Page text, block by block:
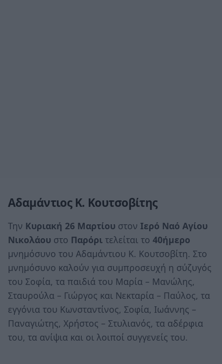
Αδαμάντιος Κ. Κουτσοβίτης
Την Κυριακή 26 Μαρτίου στον Ιερό Ναό Αγίου
Νικολάου στο Παρόρι τελείται το 40ήμερο
μνημόσυνο του Αδαμάντιου Κ. Κουτσοβίτη. Στο
μνημόσυνο καλούν για συμπροσευχή η σύζυγός
του Σοφία, τα παιδιά του Μαρία – Μανώλης,
Σταυρούλα – Γιώργος και Νεκταρία – Παύλος, τα
εγγόνια του Κωνσταντίνος, Σοφία, Ιωάννης –
Παναγιώτης, Χρήστος – Στυλιανός, τα αδέρφια
του, τα ανίψια και οι λοιποί συγγενείς του.